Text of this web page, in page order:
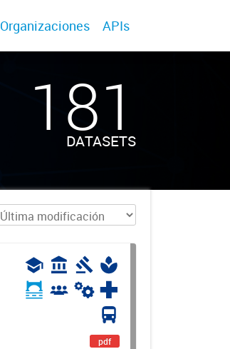
Organizaciones APIs
181
DATASETS
pdf